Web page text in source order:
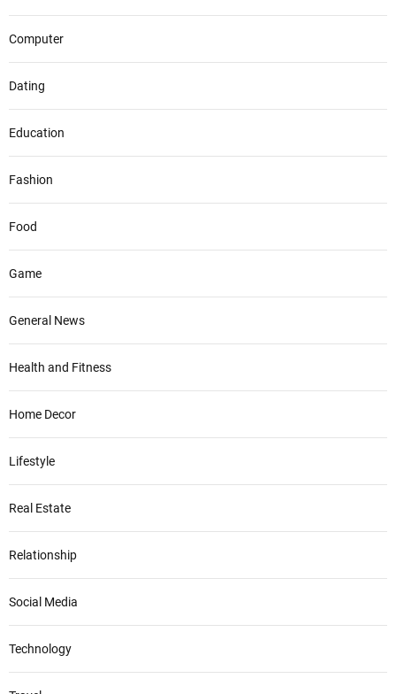
Computer
Dating
Education
Fashion
Food
Game
General News
Health and Fitness
Home Decor
Lifestyle
Real Estate
Relationship
Social Media
Technology